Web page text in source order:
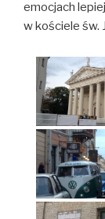
emocjach
w kościele św.